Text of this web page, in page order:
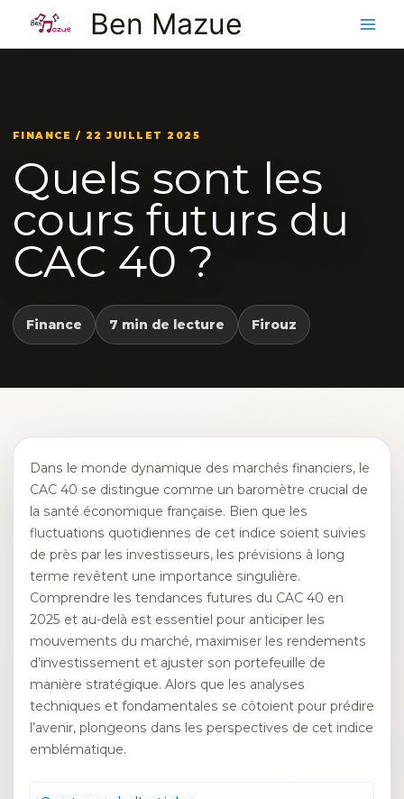
contenu
Ben Mazue
FINANCE / 22 JUILLET 2025
Quels sont les
cours futurs du
CAC 40 ?
Finance 7 min de lecture Firouz
Dans le monde dynamique des marchés financiers, le
CAC 40 se distingue comme un baromètre crucial de
la santé économique française. Bien que les
fluctuations quotidiennes de cet indice soient suivies
de près par les investisseurs, les prévisions à long
terme revêtent une importance singulière.
Comprendre les tendances futures du CAC 40 en
2025 et au-delà est essentiel pour anticiper les
mouvements du marché, maximiser les rendements
d’investissement et ajuster son portefeuille de
manière stratégique. Alors que les analyses
techniques et fondamentales se côtoient pour prédire
l’avenir, plongeons dans les perspectives de cet indice
emblématique.